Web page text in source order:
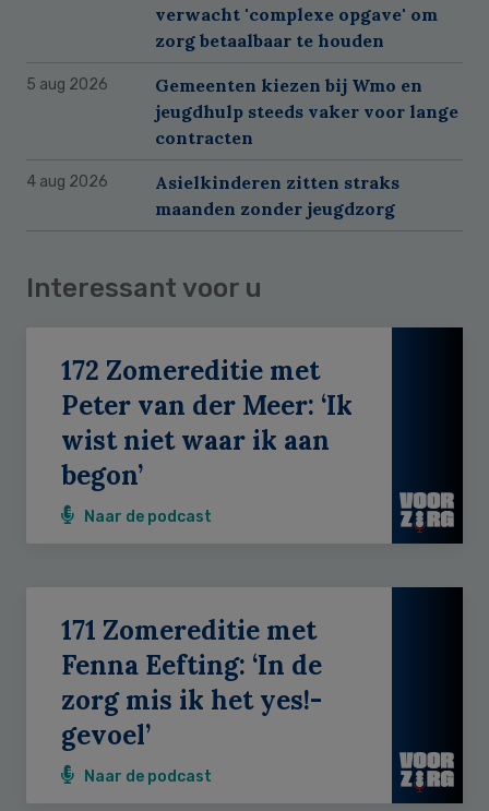
verwacht 'complexe opgave' om
zorg betaalbaar te houden
5 aug 2026
Gemeenten kiezen bij Wmo en
jeugdhulp steeds vaker voor lange
contracten
4 aug 2026
Asielkinderen zitten straks
maanden zonder jeugdzorg
Interessant voor u
172 Zomereditie met
Peter van der Meer: ‘Ik
wist niet waar ik aan
begon’
Naar de podcast
171 Zomereditie met
Fenna Eefting: ‘In de
zorg mis ik het yes!-
gevoel’
Naar de podcast